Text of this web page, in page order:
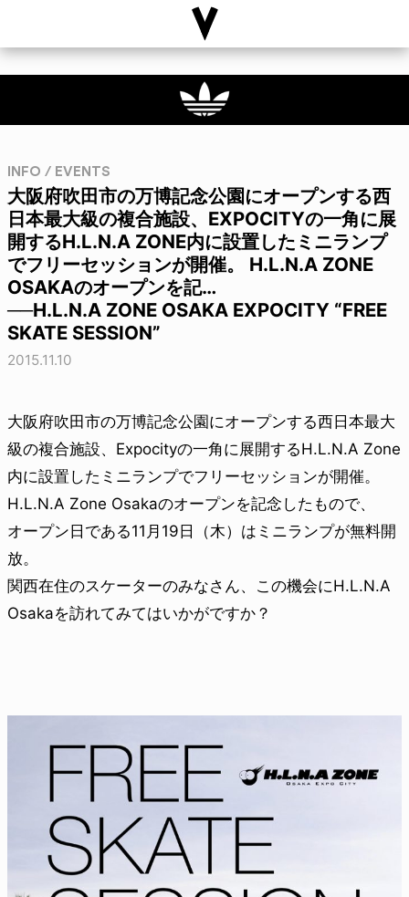
INFO / EVENTS
大阪府吹田市の万博記念公園にオープンする西
日本最大級の複合施設、EXPOCITYの一角に展
開するH.L.N.A ZONE内に設置したミニランプ
でフリーセッションが開催。 H.L.N.A ZONE
OSAKAのオープンを記…
──H.L.N.A ZONE OSAKA EXPOCITY “FREE
SKATE SESSION”
2015.11.10
大阪府吹田市の万博記念公園にオープンする西日本最大
級の複合施設、Expocityの一角に展開するH.L.N.A Zone
内に設置したミニランプでフリーセッションが開催。
H.L.N.A Zone Osakaのオープンを記念したもので、
オープン日である11月19日（木）はミニランプが無料開
放。
関西在住のスケーターのみなさん、この機会にH.L.N.A
Osakaを訪れてみてはいかがですか？